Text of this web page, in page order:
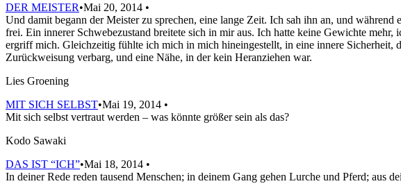
DER MEISTER•Mai 20, 2014 •
Und damit begann der Meister zu sprechen, eine lange Zeit. Ich sah ihn an, und
frei. Ein innerer Schwebezustand breitete sich in mir aus. Ich hatte keine Gewichte
ergriff mich. Gleichzeitig fühlte ich mich in mich hineingestellt, in eine innere Sicherheit,
Zurückweisung verbarg, und eine Nähe, in der kein Heranziehen war.
Lies Groening
MIT SICH SELBST•Mai 19, 2014 •
Mit sich selbst vertraut werden – was könnte größer sein als das?
Kodo Sawaki
DAS IST “ICH”•Mai 18, 2014 •
In deiner Rede reden tausend Menschen; in deinem Gang gehen Lurche und Pferd; aus